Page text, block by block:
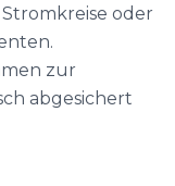
oder
zur
abgesichert